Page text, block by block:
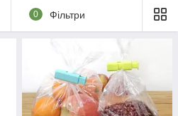
0 Фільтри